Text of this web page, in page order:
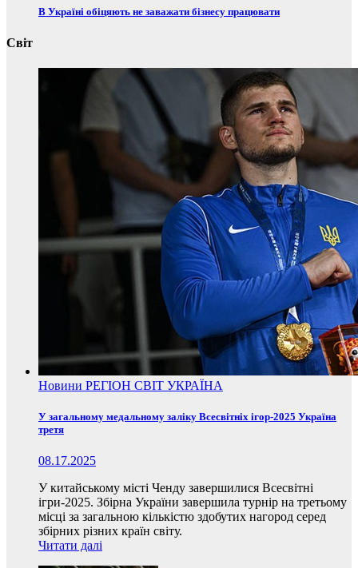
В Україні обіцяють не заважати бізнесу працювати
Світ
Новини РЕГІОН СВІТ УКРАЇНА
У загальному медальному заліку Всесвітніх ігор-2025 Україна
третя
08.17.2025
У китайському місті Ченду завершилися Всесвітні
ігри-2025. Збірна України завершила турнір на третьому
місці за загальною кількістю здобутих нагород серед
збірних різних країн світу.
Читати далі